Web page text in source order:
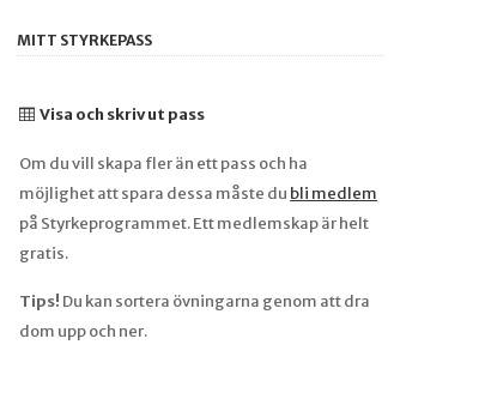
MITT STYRKEPASS
Visa och skriv ut pass
Om du vill skapa fler än ett pass och ha
möjlighet att spara dessa måste du bli medlem
på Styrkeprogrammet. Ett medlemskap är helt
gratis.
Tips! Du kan sortera övningarna genom att dra
dom upp och ner.